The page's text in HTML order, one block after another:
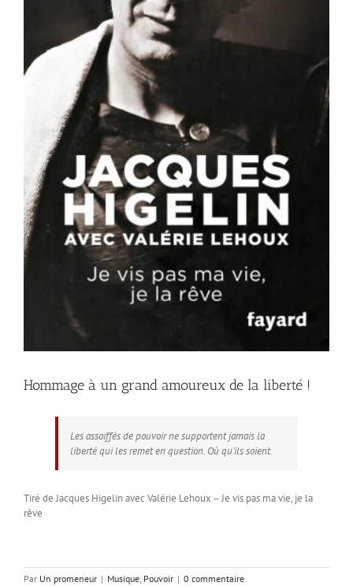
Hommage à un grand amoureux de la liberté !
Les assoiffés de pouvoir ne supportent jamais la
liberté qui les remet en question. Où qu’ils soient.
Tiré de Jacques Higelin avec Valérie Lehoux – Je vis pas ma vie, je la
rêve
Par Un promeneur | Musique, Pouvoir | 0 commentaire